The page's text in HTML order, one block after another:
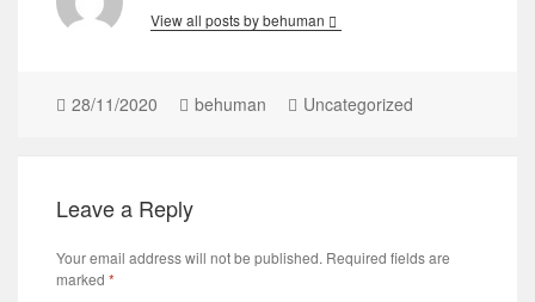
View all posts by behuman
28/11/2020 behuman Uncategorized
Leave a Reply
Your email address will not be published. Required fields are
marked*